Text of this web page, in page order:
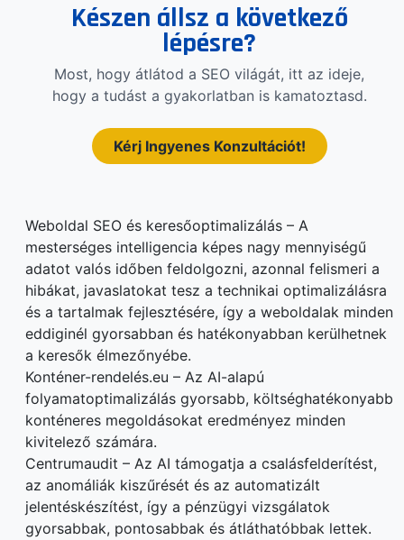
Készen állsz a következő
lépésre?
Most, hogy átlátod a SEO világát, itt az ideje,
hogy a tudást a gyakorlatban is kamatoztasd.
Kérj Ingyenes Konzultációt!
Weboldal SEO és keresőoptimalizálás – A
mesterséges intelligencia képes nagy mennyiségű
adatot valós időben feldolgozni, azonnal felismeri a
hibákat, javaslatokat tesz a technikai optimalizálásra
és a tartalmak fejlesztésére, így a weboldalak minden
eddiginél gyorsabban és hatékonyabban kerülhetnek
a keresők élmezőnyébe.
Konténer-rendelés.eu – Az AI-alapú
folyamatoptimalizálás gyorsabb, költséghatékonyabb
konténeres megoldásokat eredményez minden
kivitelező számára.
Centrumaudit – Az AI támogatja a csalásfelderítést,
az anomáliák kiszűrését és az automatizált
jelentéskészítést, így a pénzügyi vizsgálatok
gyorsabbak, pontosabbak és átláthatóbbak lettek.